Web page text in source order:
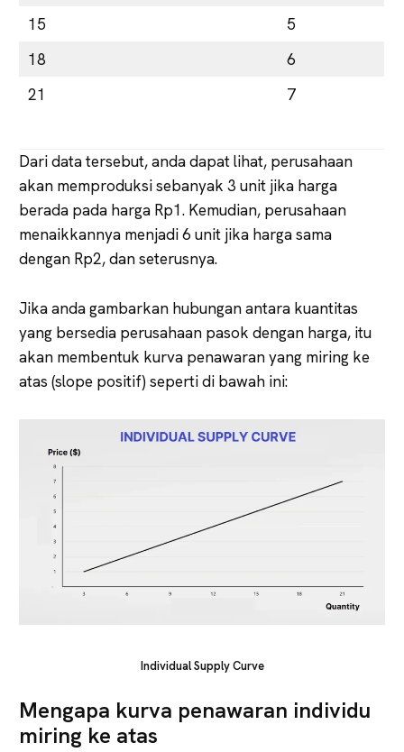
15
5
18
6
21
7
Dari data tersebut, anda dapat lihat, perusahaan
akan memproduksi sebanyak 3 unit jika harga
berada pada harga Rp1. Kemudian, perusahaan
menaikkannya menjadi 6 unit jika harga sama
dengan Rp2, dan seterusnya.
Jika anda gambarkan hubungan antara kuantitas
yang bersedia perusahaan pasok dengan harga, itu
akan membentuk kurva penawaran yang miring ke
atas (slope positif) seperti di bawah ini:
Individual Supply Curve
Mengapa kurva penawaran individu
miring ke atas